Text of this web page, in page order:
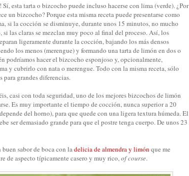
Sí, esta tarta o bizcocho puede incluso hacerse con lima (verde). ¿Por
un bizcocho? Porque esta misma receta puede presentarse como
si la cocción se disminuye, durante unos 15 minutos, no mucho
si las claras se mezclan muy poco al final del proceso. Así, los
ligeramente durante la cocción, bajando los más densos
los menos (merengue) y formando una tarta de limón en dos o
podríamos hacer el bizcocho esponjoso y, opcionalmente,
y cubrirlo con nata o merengue. Todo con la misma receta, sólo
para grandes diferencias.
casi con toda seguridad, uno de los mejores bizcochos de limón
Es muy importante el tiempo de cocción, nunca superior a 20
del horno), para que quede con una ligera textura húmeda. El
ser demasiado grande para que el postre tenga cuerpo. De unos 23
sabor de boca con ladelicia de almendra y limón que me
de aspecto típicamente casero y muy rico,of course.